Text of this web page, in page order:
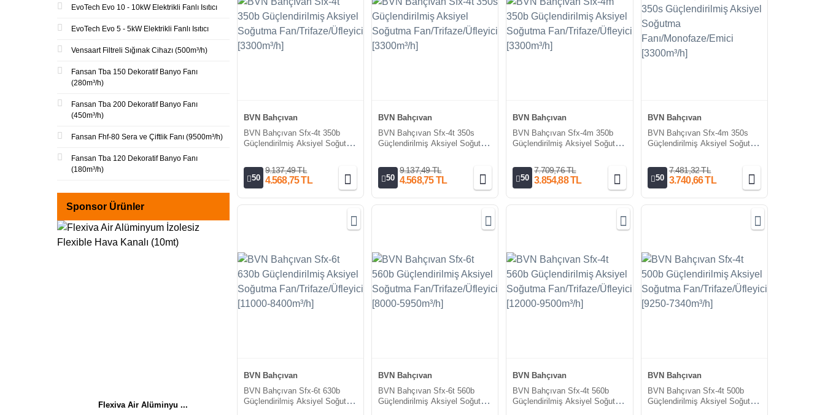
EvoTech Evo 10 - 10kW Elektrikli Fanlı Isıtıcı
EvoTech Evo 5 - 5kW Elektrikli Fanlı Isıtıcı
Vensaart Filtreli Sığınak Cihazı (500m³/h)
Fansan Tba 150 Dekoratif Banyo Fanı
(280m³/h)
Fansan Tba 200 Dekoratif Banyo Fanı
(450m³/h)
Fansan Fhf-80 Sera ve Çiftlik Fanı (9500m³/h)
Fansan Tba 120 Dekoratif Banyo Fanı
(180m³/h)
Sponsor Ürünler
Flexiva Air Alüminyu ...
BVN Bahçıvan
BVN Bahçıvan Sfx-4t 350b
Güçlendirilmiş Aksiyel Soğutma
50
9.137,49 TL
4.568,75 TL
BVN Bahçıvan
BVN Bahçıvan Sfx-4t 350s
Güçlendirilmiş Aksiyel Soğutma
50
9.137,49 TL
4.568,75 TL
BVN Bahçıvan
BVN Bahçıvan Sfx-4m 350b
Güçlendirilmiş Aksiyel Soğutma
50
7.709,76 TL
3.854,88 TL
BVN Bahçıvan
BVN Bahçıvan Sfx-4m 350s
Güçlendirilmiş Aksiyel Soğutma
50
7.481,32 TL
3.740,66 TL
BVN Bahçıvan
BVN Bahçıvan Sfx-6t 630b
Güçlendirilmiş Aksiyel Soğutma
BVN Bahçıvan
BVN Bahçıvan Sfx-6t 560b
Güçlendirilmiş Aksiyel Soğutma
BVN Bahçıvan
BVN Bahçıvan Sfx-4t 560b
Güçlendirilmiş Aksiyel Soğutma
BVN Bahçıvan
BVN Bahçıvan Sfx-4t 500b
Güçlendirilmiş Aksiyel Soğutma